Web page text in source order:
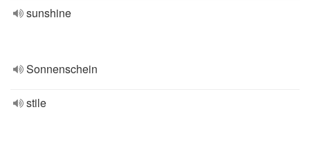
sunshine
Sonnenschein
stile